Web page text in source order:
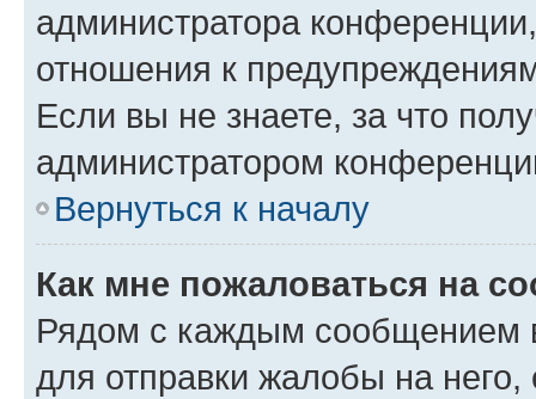
администратора
отношения к
Если вы не знаете, за что
администратором
Вернуться к началу
Как мне пожаловаться на
Рядом с каждым сообщением
для отправки жалобы на